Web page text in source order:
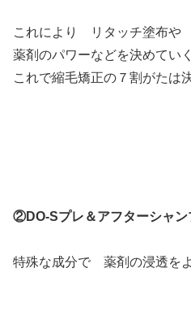
これにより リタッチ塗布や
薬剤のパワーなどを決めてい
これで縮毛矯正の７割がたは
②DO-Sプレ＆アフターシャン
特殊な成分で 薬剤の浸透を